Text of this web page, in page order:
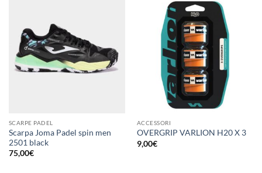
SCARPE PADEL
Scarpa Joma Padel spin men
2501 black
75,00€
ACCESSORI
OVERGRIP VARLION H20 X 3
9,00€